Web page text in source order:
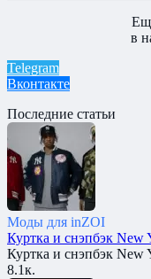
в
Telegram
Вконтакте
Последние статьи
Моды для inZOI
Куртка и снэпбэк New
Куртка и снэпбэк
8.1к.